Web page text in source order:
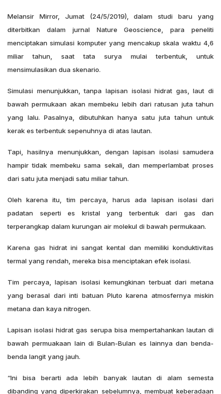
Melansir Mirror, Jumat (24/5/2019), dalam studi baru yang
diterbitkan dalam jurnal Nature Geoscience, para peneliti
menciptakan simulasi komputer yang mencakup skala waktu 4,6
miliar tahun, saat tata surya mulai terbentuk, untuk
mensimulasikan dua skenario.
Simulasi menunjukkan, tanpa lapisan isolasi hidrat gas, laut di
bawah permukaan akan membeku lebih dari ratusan juta tahun
yang lalu. Pasalnya, dibutuhkan hanya satu juta tahun untuk
kerak es terbentuk sepenuhnya di atas lautan.
Tapi, hasilnya menunjukkan, dengan lapisan isolasi samudera
hampir tidak membeku sama sekali, dan memperlambat proses
dari satu juta menjadi satu miliar tahun.
Oleh karena itu, tim percaya, harus ada lapisan isolasi dari
padatan seperti es kristal yang terbentuk dari gas dan
terperangkap dalam kurungan air molekul di bawah permukaan.
Karena gas hidrat ini sangat kental dan memiliki konduktivitas
termal yang rendah, mereka bisa menciptakan efek isolasi.
Tim percaya, lapisan isolasi kemungkinan terbuat dari metana
yang berasal dari inti batuan Pluto karena atmosfernya miskin
metana dan kaya nitrogen.
Lapisan isolasi hidrat gas serupa bisa mempertahankan lautan di
bawah permuakaan lain di Bulan-Bulan es lainnya dan benda-
benda langit yang jauh.
“Ini bisa berarti ada lebih banyak lautan di alam semesta
dibanding yang diperkirakan sebelumnya, membuat keberadaan